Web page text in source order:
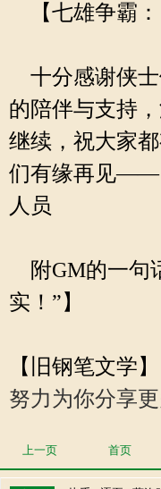
【七雄争霸：
十分感谢侠士
的陪伴与支持
继续，祝大家
们有缘再见——
人员
附GM的一句
实！”】
【旧钢笔文学】
努力为你分享
上一页 首页